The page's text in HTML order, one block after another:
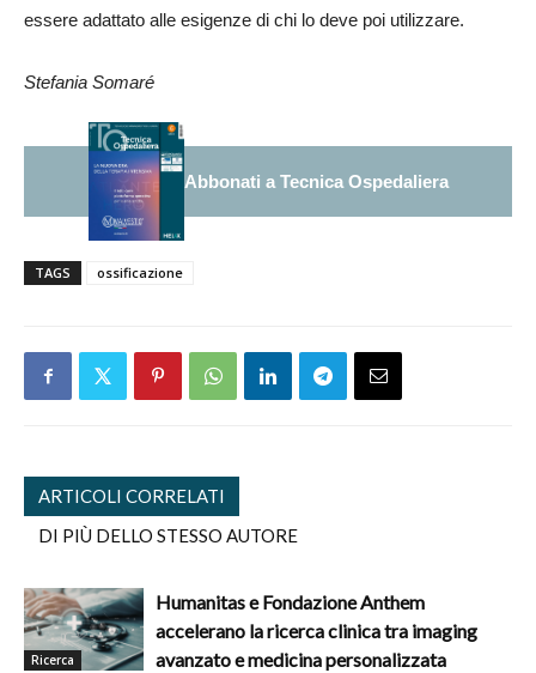
essere adattato alle esigenze di chi lo deve poi utilizzare.
Stefania Somaré
Abbonati a Tecnica Ospedaliera
TAGS ossificazione
ARTICOLI CORRELATI
DI PIÙ DELLO STESSO AUTORE
Ricerca
Humanitas e Fondazione Anthem
accelerano la ricerca clinica tra imaging
avanzato e medicina personalizzata